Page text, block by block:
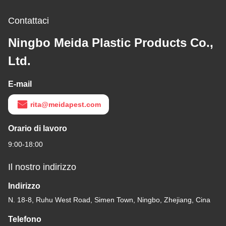
Contattaci
Ningbo Meida Plastic Products Co.,
Ltd.
E-mail
rita@meidapest.com
Orario di lavoro
9:00-18:00
Il nostro indirizzo
Indirizzo
N. 18-8, Ruhu West Road, Simen Town, Ningbo, Zhejiang, Cina
Telefono